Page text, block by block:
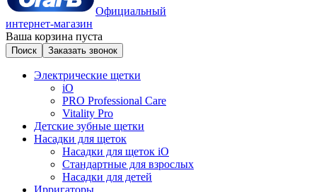
Официальный
интернет-магазин
Ваша корзина пуста
Поиск Заказать звонок
Электрические щетки
iO
PRO Professional Care
Vitality Pro
Детские зубные щетки
Насадки для щеток
Насадки для щеток iO
Стандартные для взрослых
Насадки для детей
Ирригаторы